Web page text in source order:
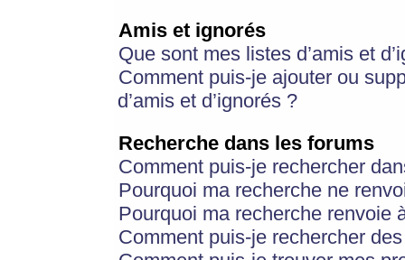
Amis et ignorés
Que sont mes listes d’amis et
Comment puis-je ajouter ou
d’amis et d’ignorés ?
Recherche dans les forums
Comment puis-je rechercher
Pourquoi ma recherche ne
Pourquoi ma recherche renvoie
Comment puis-je rechercher